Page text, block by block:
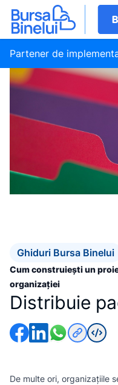
Partener de
Ghiduri Bursa Binelui
Cum construiești un
organizației
Distribuie
De multe ori, organizațiile